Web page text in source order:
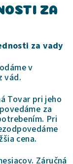
ZA
za vady
v
vád.
Tovar pri jeho
za
Pri
cena.
Záručná